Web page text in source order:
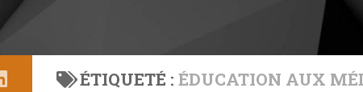
ÉTIQUETÉ : ÉDUCATION AUX